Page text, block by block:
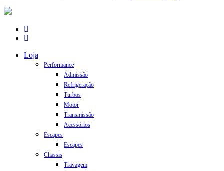
facebook
instagram
Close
Loja
Performance
Admissão
Refrigeração
Turbos
Motor
Transmissão
Acessórios
Escapes
Escapes
Chassis
Travagem